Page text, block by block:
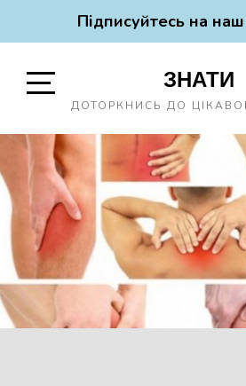
Підписуйтесь на
Sidebar
ЗНАТИ
ДОТОРКНИСЬ ДО